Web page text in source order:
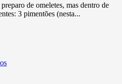
de omeletes, mas dentro de
3 pimentões (nesta...